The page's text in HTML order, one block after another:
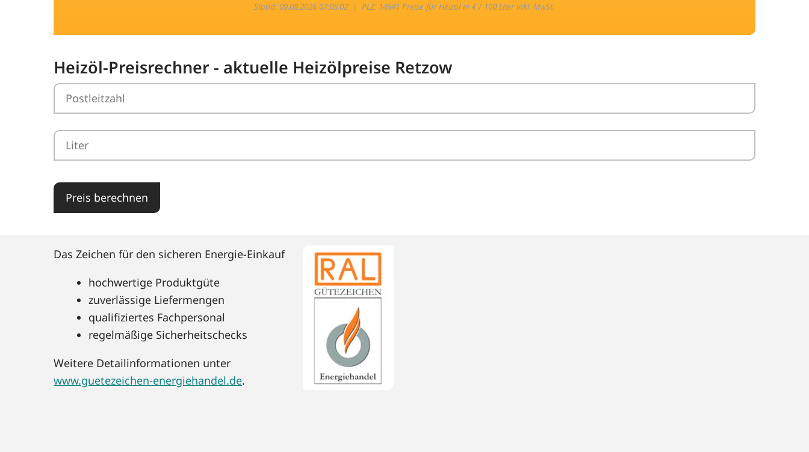
Stand: 09.08.2026 07:05:02 |PLZ: 14641 Preise für Heizöl in € / 100 Liter inkl. MwSt.
Heizöl-Preisrechner - aktuelle Heizölpreise Retzow
Preis berechnen
Das Zeichen für den sicheren Energie-Einkauf
hochwertige Produktgüte
zuverlässige Liefermengen
qualifiziertes Fachpersonal
regelmäßige Sicherheitschecks
Weitere Detailinformationen unter
www.guetezeichen-energiehandel.de.